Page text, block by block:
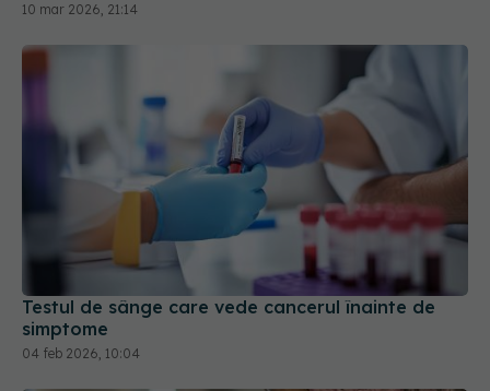
10 mar 2026, 21:14
Testul de sânge care vede cancerul înainte de
simptome
04 feb 2026, 10:04